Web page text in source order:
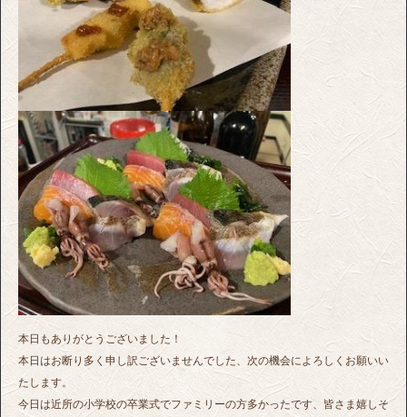
本日もありがとうございました！
本日はお断り多く申し訳ございませんでした、次の機会によろしくお願いい
たします。
今日は近所の小学校の卒業式でファミリーの方多かったです、皆さま嬉しそ